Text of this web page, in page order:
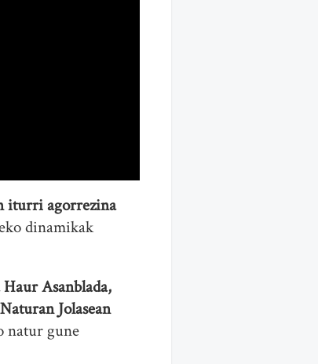
iturri agorrezina
dinamikak
Asanblada,
Naturan Jolasean
natur gune